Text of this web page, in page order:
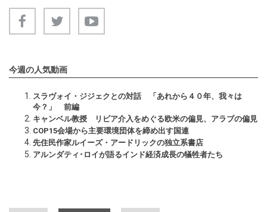
今週の人気動画
スラヴォイ・ジジェクとの対話 「あれから４０年、我々は
今？」 前編
キャンベル教授 リビア介入をめぐる欧米の偏見、アラブの偏見
COP15会場から主要環境団体を締め出す国連
先住民作家ルイーズ・アードリックの独立系書店
アルンダティ･ロイが語るインド経済成長の犠牲者たち